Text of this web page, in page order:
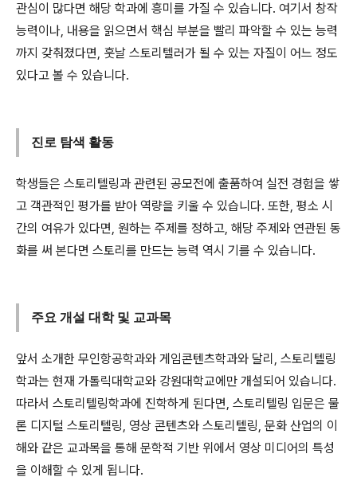
관심이 많다면 해당 학과에 흥미를 가질 수 있습니다. 여기서 창작
능력이나, 내용을 읽으면서 핵심 부분을 빨리 파악할 수 있는 능력
까지 갖춰졌다면, 훗날 스토리텔러가 될 수 있는 자질이 어느 정도
있다고 볼 수 있습니다.
진로 탐색 활동
학생들은 스토리텔링과 관련된 공모전에 출품하여 실전 경험을 쌓
고 객관적인 평가를 받아 역량을 키울 수 있습니다. 또한, 평소 시
간의 여유가 있다면, 원하는 주제를 정하고, 해당 주제와 연관된 동
화를 써 본다면 스토리를 만드는 능력 역시 기를 수 있습니다.
주요 개설 대학 및 교과목
앞서 소개한 무인항공학과와 게임콘텐츠학과와 달리, 스토리텔링
학과는 현재 가톨릭대학교와 강원대학교에만 개설되어 있습니다.
따라서 스토리텔링학과에 진학하게 된다면, 스토리텔링 입문은 물
론 디지털 스토리텔링, 영상 콘텐츠와 스토리텔링, 문화 산업의 이
해와 같은 교과목을 통해 문학적 기반 위에서 영상 미디어의 특성
을 이해할 수 있게 됩니다.